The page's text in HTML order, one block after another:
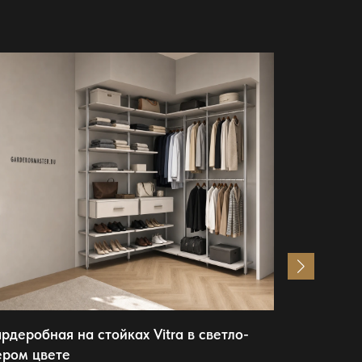
на стойках Vitra в светло-
цвете